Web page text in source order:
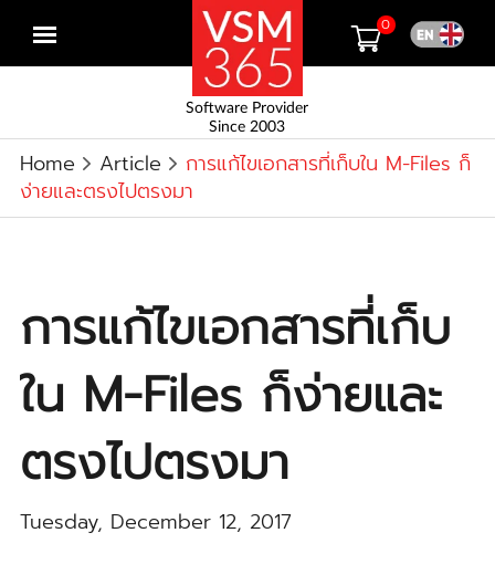
Open
Software Provider
Since 2003
0
Home Article
การแก้ไขเอกสารที่เก็บใน M-Files ก็
ง่ายและตรงไปตรงมา
การแก้ไขเอกสารที่เก็บ
ใน M-Files ก็ง่ายและ
ตรงไปตรงมา
Tuesday, December 12, 2017